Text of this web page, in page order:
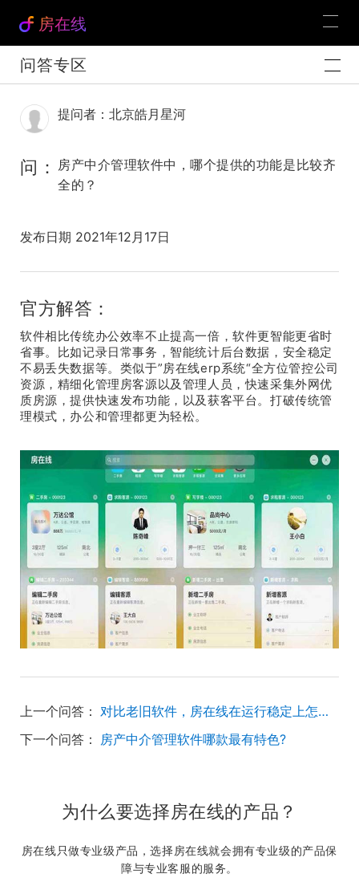
房在线
问答专区
提问者：北京皓月星河
问：
房产中介管理软件中，哪个提供的功能是比较齐
全的？
发布日期 2021年12月17日
官方解答：
软件相比传统办公效率不止提高一倍，软件更智能更省时
省事。比如记录日常事务，智能统计后台数据，安全稳定
不易丢失数据等。类似于”房在线erp系统“全方位管控公司
资源，精细化管理房客源以及管理人员，快速采集外网优
质房源，提供快速发布功能，以及获客平台。打破传统管
理模式，办公和管理都更为轻松。
上一个问答：
对比老旧软件，房在线在运行稳定上怎么样？
下一个问答：
房产中介管理软件哪款最有特色?
为什么要选择房在线的产品？
房在线只做专业级产品，选择房在线就会拥有专业级的产品保
障与专业客服的服务。